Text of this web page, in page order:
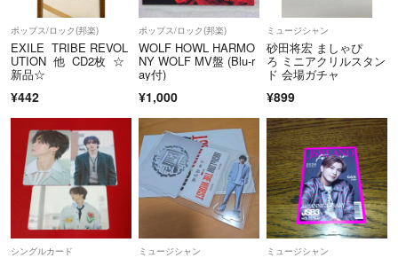
ポップス/ロック(邦楽)
EXILE TRIBE REVOL
UTION 他 CD2枚 ☆
新品☆
¥442
ポップス/ロック(邦楽)
WOLF HOWL HARMO
NY WOLF MV盤 (Blu-r
ay付)
¥1,000
ミュージシャン
砂田将宏 ましゃぴ
ろ ミニアクリルスタン
ド 会場ガチャ
¥899
シングルカード ミュージシャン ミュージシャン